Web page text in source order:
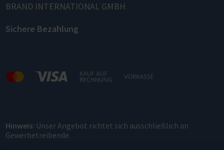
BRAND INTERNATIONAL GMBH
Sichere Bezahlung
Hinweis: Unser Angebot richtet sich ausschließlich an
Gewerbetreibende.